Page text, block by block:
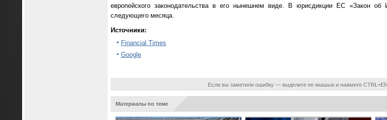
европейского законодательства в его нынешнем виде. В юрисдикции ЕС «Закон
следующего месяца.
Источники:
Financial Times
Google
Если вы заметили ошибку — выделите ее мышью и нажмите
Материалы по теме